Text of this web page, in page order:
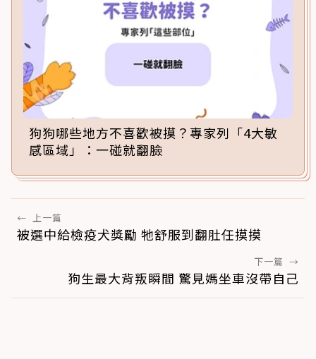
狗狗哪些地方不喜歡被摸？專家列「4大敏
感區域」：一碰就翻臉
← 上一篇
被選中給檢疫犬獎勵 牠舒服到翻肚任摸摸
下一篇 →
狗生最大背叛瞬間 驚見媽坐車沒帶自己